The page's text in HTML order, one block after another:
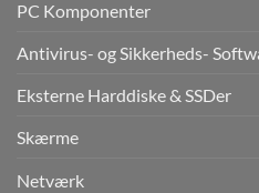
PC Komponenter
Antivirus- og Sikkerheds-
Eksterne Harddiske & SSDer
Skærme
Netværk